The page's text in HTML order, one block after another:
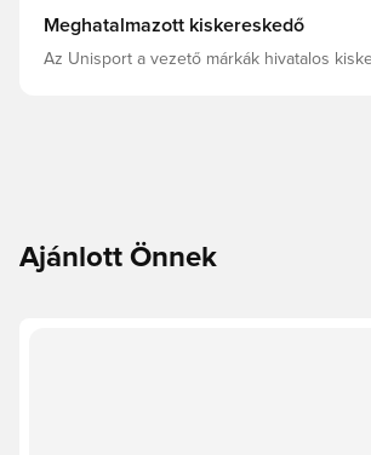
Meghatalmazott kiskereskedő
Az Unisport a vezető márkák hivatalos
Ajánlott Önnek